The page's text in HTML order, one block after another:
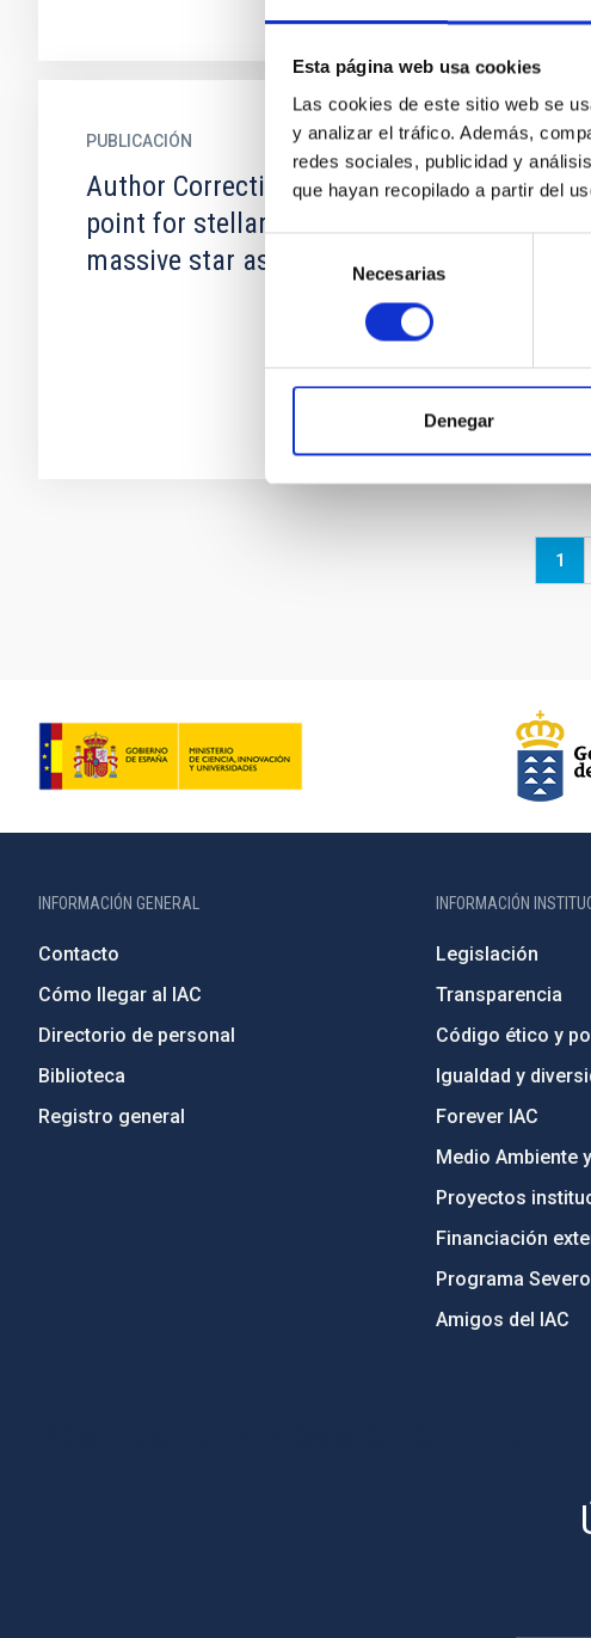
Esta página web usa cookies
Las cookies de este sitio web se
y analizar el tráfico. Además,
redes sociales, publicidad y
que hayan recopilado a partir del
de
consentimiento
Necesarias
Denegar
PUBLICACIÓN
Author Correction: A calibration
point for stellar evolution from
massive star asteroseismology
1
INFORMACIÓN GENERAL
Contacto
Cómo llegar al IAC
Directorio de personal
Biblioteca
Registro general
INFORMACIÓN
Legislación
Transparencia
Código ético y
Igualdad y
Forever IAC
Medio Ambiente
Proyectos
Financiación
Programa
Amigos del IAC